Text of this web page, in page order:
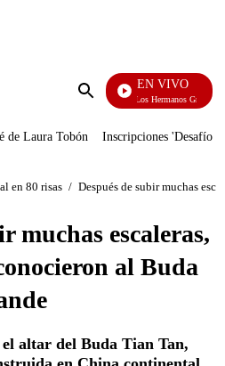
Enviar
EN VIVO
Cuentos De Los Hermanos Grimm
de Laura Tobón Inscripciones 'Desafío'
en 80 risas / Después de subir muchas
muchas escaleras,
al Buda
altar del Buda Tian Tan,